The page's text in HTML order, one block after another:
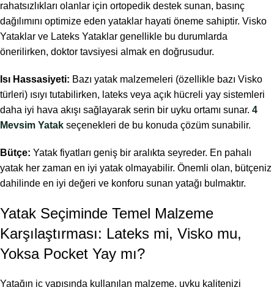
rahatsızlıkları olanlar için ortopedik destek sunan, basınç
dağılımını optimize eden yataklar hayati öneme sahiptir. Visko
Yataklar ve Lateks Yataklar genellikle bu durumlarda
önerilirken, doktor tavsiyesi almak en doğrusudur.
Isı Hassasiyeti: Bazı yatak malzemeleri (özellikle bazı Visko
türleri) ısıyı tutabilirken, lateks veya açık hücreli yay sistemleri
daha iyi hava akışı sağlayarak serin bir uyku ortamı sunar. 4
Mevsim Yatak seçenekleri de bu konuda çözüm sunabilir.
Bütçe: Yatak fiyatları geniş bir aralıkta seyreder. En pahalı
yatak her zaman en iyi yatak olmayabilir. Önemli olan, bütçeniz
dahilinde en iyi değeri ve konforu sunan yatağı bulmaktır.
Yatak Seçiminde Temel Malzeme
Karşılaştırması: Lateks mi, Visko mu,
Yoksa Pocket Yay mı?
Yatağın iç yapısında kullanılan malzeme, uyku kalitenizi